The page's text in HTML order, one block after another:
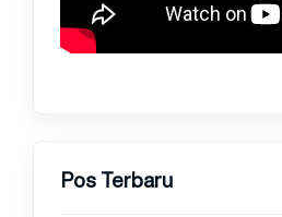
Pos Terbaru